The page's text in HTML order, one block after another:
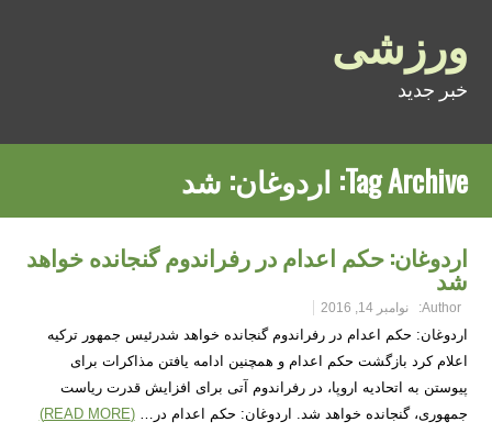
ورزشی
خبر جدید
Tag Archive: اردوغان: شد
اردوغان: حکم اعدام در رفراندوم گنجانده خواهد
شد
Author: نوامبر 14, 2016
اردوغان: حکم اعدام در رفراندوم گنجانده خواهد شدرئیس جمهور ترکیه
اعلام کرد بازگشت حکم اعدام و همچنین ادامه یافتن مذاکرات برای
پیوستن به اتحادیه اروپا، در رفراندوم آتی برای افزایش قدرت ریاست
جمهوری، گنجانده خواهد شد. اردوغان: حکم اعدام در…(READ MORE)